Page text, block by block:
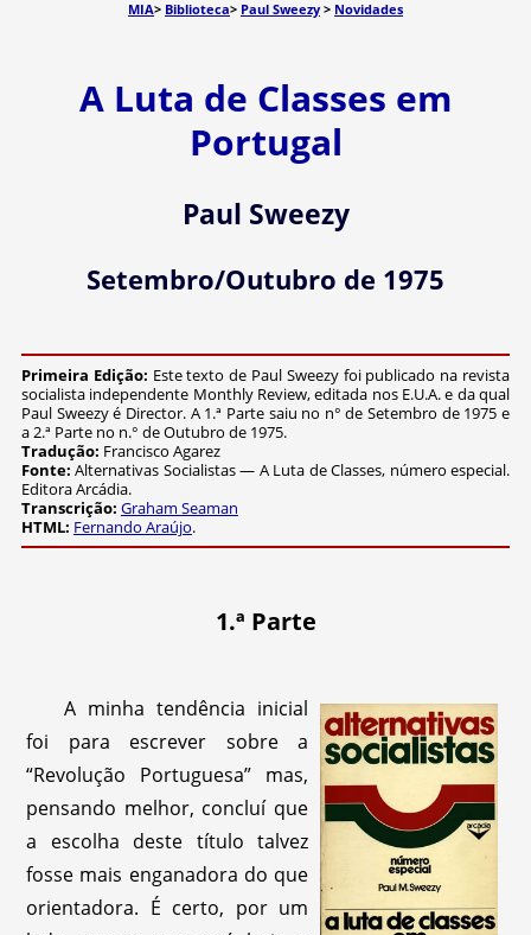
MIA> Biblioteca> Paul Sweezy > Novidades
A Luta de Classes em
Portugal
Paul Sweezy
Setembro/Outubro de 1975
Primeira Edição: Este texto de Paul Sweezy foi publicado na revista
socialista independente Monthly Review, editada nos E.U.A. e da qual
Paul Sweezy é Director. A 1.ª Parte saiu no n° de Setembro de 1975 e
a 2.ª Parte no n.° de Outubro de 1975.
Tradução: Francisco Agarez
Fonte: Alternativas Socialistas — A Luta de Classes, número especial.
Editora Arcádia.
Transcrição: Graham Seaman
HTML: Fernando Araújo.
1.ª Parte
A minha tendência inicial
foi para escrever sobre a
“Revolução Portuguesa” mas,
pensando melhor, concluí que
a escolha deste título talvez
fosse mais enganadora do que
orientadora. É certo, por um